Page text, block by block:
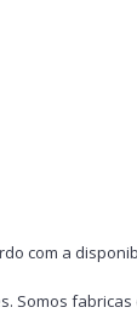
com a
Somos